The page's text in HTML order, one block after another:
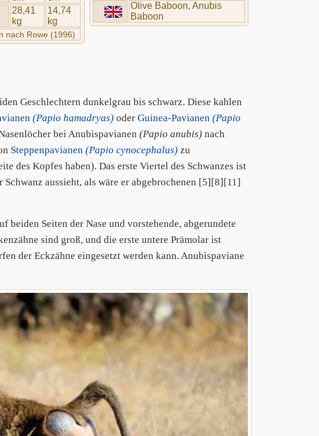
28,41
kg
14,74
kg
nach Rowe (1996)
Olive Baboon, Anubis
Baboon
Geschlechtern dunkelgrau bis schwarz. Diese kahlen
(Papio hamadryas) oder Guinea-Pavianen (Papio
bei Anubispavianen (Papio anubis) nach
Steppenpavianen (Papio cynocephalus) zu
des Kopfes haben). Das erste Viertel des Schwanzes ist
aussieht, als wäre er abgebrochenen [5][8][11]
beiden Seiten der Nase und vorstehende, abgerundete
sind groß, und die erste untere Prämolar ist
der Eckzähne eingesetzt werden kann. Anubispaviane